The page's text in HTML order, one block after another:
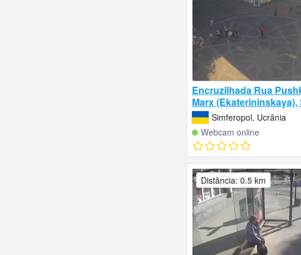
Encruzilhada Rua
Marx
Simferopol, Ucrânia
Webcam online
Distância: 0.5 km